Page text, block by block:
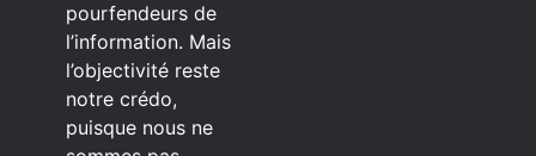
pourfendeurs de
l’information. Mais
l’objectivité reste
notre crédo,
puisque nous ne